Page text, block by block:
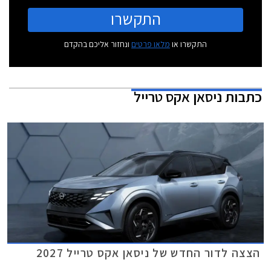
התקשרו
התקשרו או מלאו פרטים ונחזור אליכם בהקדם
כתבותניסאן אקס טרייל
הצצה לדור החדש של ניסאן אקס טרייל 2027